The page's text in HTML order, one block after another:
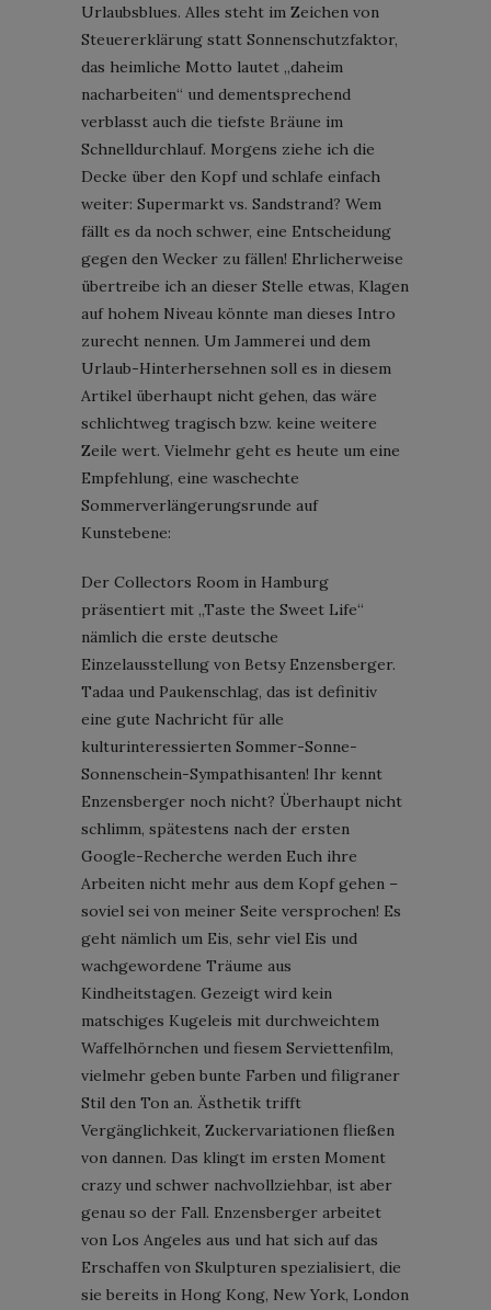
Urlaubsblues. Alles steht im Zeichen von
Steuererklärung statt Sonnenschutzfaktor,
das heimliche Motto lautet „daheim
nacharbeiten“ und dementsprechend
verblasst auch die tiefste Bräune im
Schnelldurchlauf. Morgens ziehe ich die
Decke über den Kopf und schlafe einfach
weiter: Supermarkt vs. Sandstrand? Wem
fällt es da noch schwer, eine Entscheidung
gegen den Wecker zu fällen! Ehrlicherweise
übertreibe ich an dieser Stelle etwas, Klagen
auf hohem Niveau könnte man dieses Intro
zurecht nennen. Um Jammerei und dem
Urlaub-Hinterhersehnen soll es in diesem
Artikel überhaupt nicht gehen, das wäre
schlichtweg tragisch bzw. keine weitere
Zeile wert. Vielmehr geht es heute um eine
Empfehlung, eine waschechte
Sommerverlängerungsrunde auf
Kunstebene:
Der Collectors Room in Hamburg
präsentiert mit „Taste the Sweet Life“
nämlich die erste deutsche
Einzelausstellung von Betsy Enzensberger.
Tadaa und Paukenschlag, das ist definitiv
eine gute Nachricht für alle
kulturinteressierten Sommer-Sonne-
Sonnenschein-Sympathisanten! Ihr kennt
Enzensberger noch nicht? Überhaupt nicht
schlimm, spätestens nach der ersten
Google-Recherche werden Euch ihre
Arbeiten nicht mehr aus dem Kopf gehen –
soviel sei von meiner Seite versprochen! Es
geht nämlich um Eis, sehr viel Eis und
wachgewordene Träume aus
Kindheitstagen. Gezeigt wird kein
matschiges Kugeleis mit durchweichtem
Waffelhörnchen und fiesem Serviettenfilm,
vielmehr geben bunte Farben und filigraner
Stil den Ton an. Ästhetik trifft
Vergänglichkeit, Zuckervariationen fließen
von dannen. Das klingt im ersten Moment
crazy und schwer nachvollziehbar, ist aber
genau so der Fall. Enzensberger arbeitet
von Los Angeles aus und hat sich auf das
Erschaffen von Skulpturen spezialisiert, die
sie bereits in Hong Kong, New York, London